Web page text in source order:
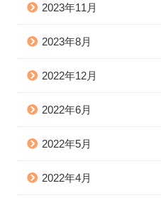
2023年11月
2023年8月
2022年12月
2022年6月
2022年5月
2022年4月